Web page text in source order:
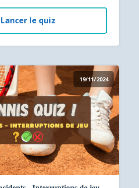
Lancer le quiz
19/11/2024